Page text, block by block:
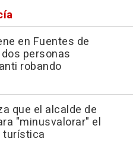
en Fuentes de
personas
robando
que el alcalde de
"minusvalorar" el
turística